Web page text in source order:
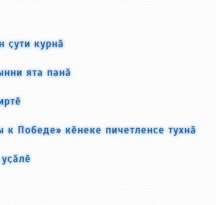
ҫути курнӑ
ята панӑ
к Победе» кӗнеке пичетленсе тухнӑ